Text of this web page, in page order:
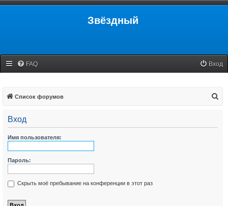
Звёздный
FAQ Вход
Список форумов
Вход
Имя пользователя:
Пароль:
Скрыть моё пребывание на конференции в этот раз